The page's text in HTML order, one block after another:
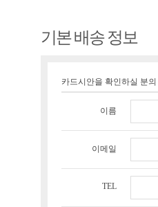
기본 배송 정보
카드시안을 확인하실 분
이름
이메일
TEL